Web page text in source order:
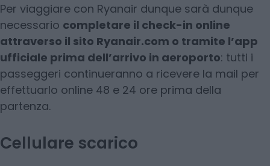
Per viaggiare con Ryanair dunque sarà dunque
necessario completare il check-in online
attraverso il sito Ryanair.com o tramite l’app
ufficiale prima dell’arrivo in aeroporto: tutti i
passeggeri continueranno a ricevere la mail per
effettuarlo online 48 e 24 ore prima della
partenza.
Cellulare scarico